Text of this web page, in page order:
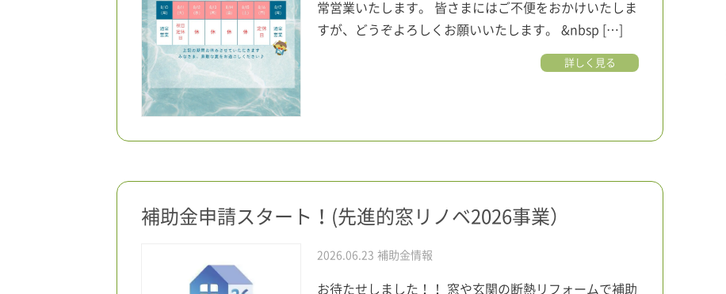
常営業いたします。 皆さまにはご不便をおかけいたしま
すが、どうぞよろしくお願いいたします。 &nbsp […]
詳しく見る
補助金申請スタート！(先進的窓リノベ2026事業）
2026.06.23 補助金情報
お待たせしました！！ 窓や玄関の断熱リフォームで補助